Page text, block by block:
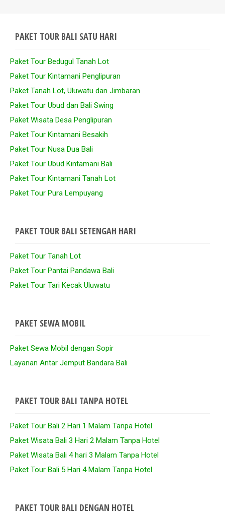
PAKET TOUR BALI SATU HARI
Paket Tour Bedugul Tanah Lot
Paket Tour Kintamani Penglipuran
Paket Tanah Lot, Uluwatu dan Jimbaran
Paket Tour Ubud dan Bali Swing
Paket Wisata Desa Penglipuran
Paket Tour Kintamani Besakih
Paket Tour Nusa Dua Bali
Paket Tour Ubud Kintamani Bali
Paket Tour Kintamani Tanah Lot
Paket Tour Pura Lempuyang
PAKET TOUR BALI SETENGAH HARI
Paket Tour Tanah Lot
Paket Tour Pantai Pandawa Bali
Paket Tour Tari Kecak Uluwatu
PAKET SEWA MOBIL
Paket Sewa Mobil dengan Sopir
Layanan Antar Jemput Bandara Bali
PAKET TOUR BALI TANPA HOTEL
Paket Tour Bali 2 Hari 1 Malam Tanpa Hotel
Paket Wisata Bali 3 Hari 2 Malam Tanpa Hotel
Paket Wisata Bali 4 hari 3 Malam Tanpa Hotel
Paket Tour Bali 5 Hari 4 Malam Tanpa Hotel
PAKET TOUR BALI DENGAN HOTEL